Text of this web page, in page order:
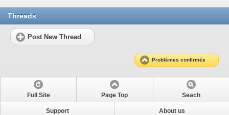
Threads
Post New Thread
Problèmes confirmés
Full Site Page Top Seach
Support About us